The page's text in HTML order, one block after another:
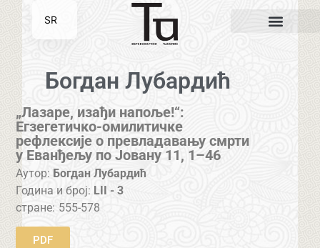
Богдан Лубардић
„Лазаре, изађи напоље!“:
Eгзегетичкo-oмилитичке
рефлексије о превладавању смрти
у Еванђељу по Јовану 11, 1–46
Аутор: Богдан Лубардић
Година и број: LII - 3
стране: 555-578
PDF
SR
EN